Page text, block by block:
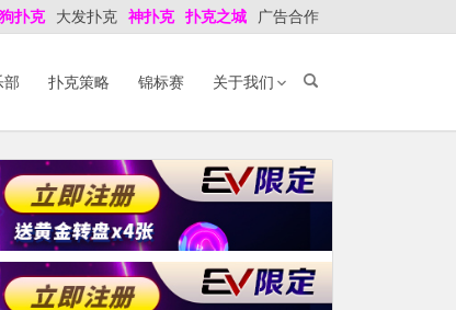
扑克 大发扑克 神扑克 扑克之城 广告合作
部 扑克策略 锦标赛 关于我们